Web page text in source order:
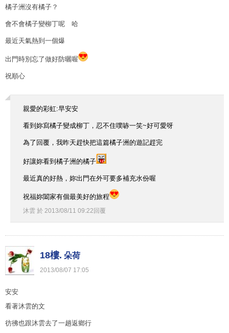
橘子洲沒有橘子？
會不會橘子變柳丁呢 哈
最近天氣熱到一個爆
出門時別忘了做好防曬喔
祝順心
親愛的彩虹:早安安
看到妳寫橘子變成柳丁，忍不住噗哧一笑~好可愛呀
為了回覆，我昨天趕快把這篇橘子洲的遊記趕完
好讓妳看到橘子洲的橘子
最近真的好熱，妳出門在外可要多補充水份喔
祝福妳闔家有個最美好的旅程
沐雲 於 2013/08/11 09:22 回覆
18樓. 朵荷
2013/08/07 17:05
安安
看著沐雲的文
彷彿也跟沐雲去了一趟返鄉行